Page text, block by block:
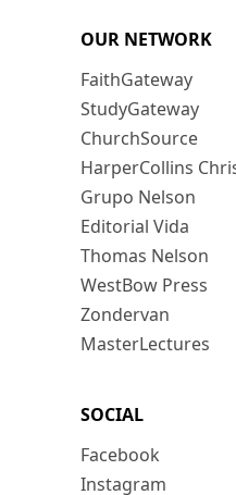
OUR NETWORK
FaithGateway
StudyGateway
ChurchSource
HarperCollins
Grupo Nelson
Editorial Vida
Thomas Nelson
WestBow Press
Zondervan
MasterLectures
SOCIAL
Facebook
Instagram